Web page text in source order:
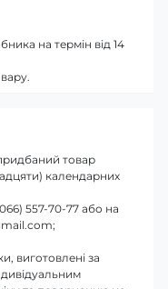
на термін від 14
товар
календарних
557-70-77 або на
виготовлені за